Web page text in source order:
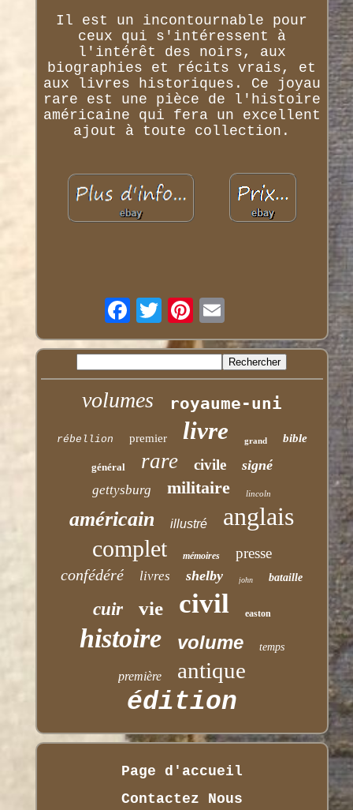
Il est un incontournable pour
ceux qui s'intéressent à
l'intérêt des noirs, aux
biographies et récits vrais, et
aux livres historiques. Ce joyau
rare est une pièce de l'histoire
américaine qui fera un excellent
ajout à toute collection.
volumes royaume-uni
rébellion premier livre grand bible
général rare civile signé
gettysburg militaire lincoln
américain illustré anglais
complet mémoires presse
confédéré livres shelby john bataille
cuir vie civil easton
histoire volume temps
première antique
édition
Page d'accueil
Contactez Nous